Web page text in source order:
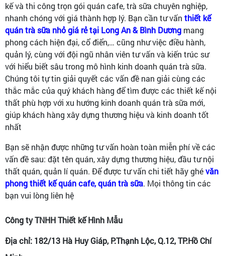
kế và thi công trọn gói quán cafe, trà sữa chuyên nghiệp,
nhanh chóng với giá thành hợp lý. Bạn cần tư vấn thiết kế
quán trà sữa nhỏ giá rẻ tại Long An & Bình Dương mang
phong cách hiện đại, cổ điển,… cũng như việc điều hành,
quản lý, cùng với đội ngũ nhân viên tư vấn và kiến trúc sư
với hiểu biết sâu trong mô hình kinh doanh quán trà sữa.
Chúng tôi tự tin giải quyết các vấn đề nan giải cùng các
thắc mắc của quý khách hàng để tìm được các thiết kế nội
thất phù hợp với xu hướng kinh doanh quán trà sữa mới,
giúp khách hàng xây dựng thương hiệu và kinh doanh tốt
nhất
Bạn sẽ nhận được những tư vấn hoàn toàn miễn phí về các
vấn đề sau: đặt tên quán, xây dựng thương hiệu, đầu tư nội
thất quán, quản lí quán. Để được tư vấn chi tiết hãy ghévăn
phong thiết kế quán cafe, quán trà sữa. Mọi thông tin các
bạn vui lòng liên hệ
Công ty TNHH Thiết kế Hình Mẫu
Địa chỉ: 182/13 Hà Huy Giáp, P.Thạnh Lộc, Q.12, TP.Hồ Chí